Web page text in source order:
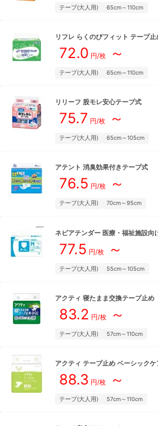
テープ(大人用) 65cm～110cm
リフレ らくのびフィット テープ止
72.0 円/枚～
テープ(大人用) 65cm～110cm
リリーフ 股モレ安心テープ式
75.7 円/枚～
テープ(大人用) 65cm～105cm
アテント 消臭効果付きテープ式
76.5 円/枚～
テープ(大人用) 70cm～95cm
ネピアテンダー 医療・福祉施設向
77.5 円/枚～
テープ(大人用) 55cm～105cm
アクティ 寝たまま交換テープ止め
83.2 円/枚～
テープ(大人用) 57cm～110cm
アクティ テープ止め ベーシックケ
88.3 円/枚～
テープ(大人用) 57cm～110cm